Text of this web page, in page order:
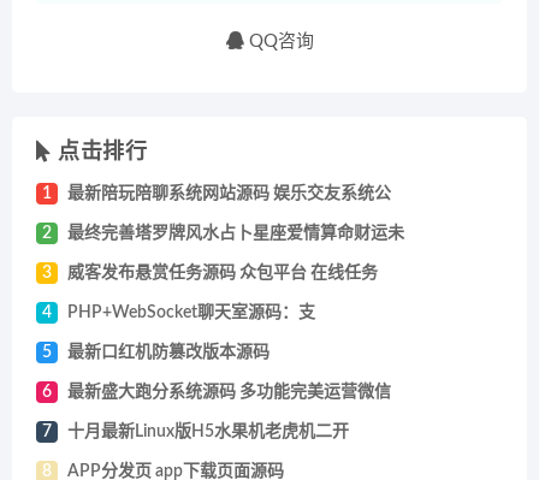
QQ咨询
点击排行
1 最新陪玩陪聊系统网站源码 娱乐交友系统公
2 最终完善塔罗牌风水占卜星座爱情算命财运未
3 威客发布悬赏任务源码 众包平台 在线任务
4 PHP+WebSocket聊天室源码：支
5 最新口红机防篡改版本源码
6 最新盛大跑分系统源码 多功能完美运营微信
7 十月最新Linux版H5水果机老虎机二开
8 APP分发页 app下载页面源码